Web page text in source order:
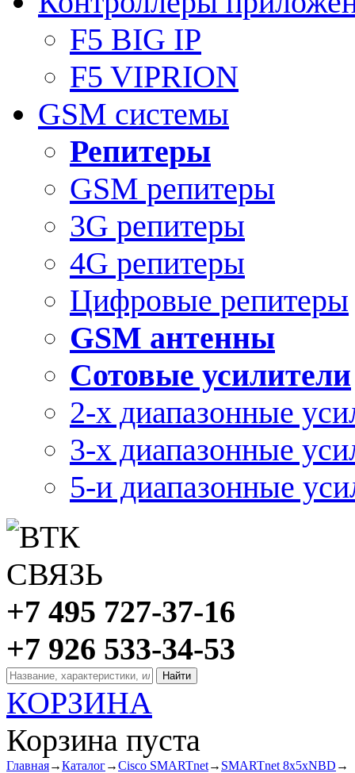
F5 BIG IP
F5 VIPRION
GSM системы
Репитеры
GSM репитеры
3G репитеры
4G репитеры
Цифровые репитеры
GSM антенны
Сотовые усилители
2-х диапазонные
3-х диапазонные
5-и диапазонные
+7 495 727-37-16
+7 926 533-34-53
КОРЗИНА
Корзина пуста
Главная→Каталог→Cisco SMARTnet→ SMARTnet 8x5xNBD →